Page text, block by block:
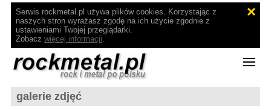
Serwis rockmetal.pl używa plików cookies. Korzystając z
naszych stron wyrażasz zgodę na ich użycie zgodnie z
ustawieniami Twojej przeglądarki.
Zobacz więcej informacji.
galerie zdjęć